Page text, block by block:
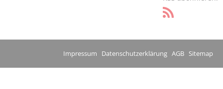
Impressum Datenschutzerklärung AGB Sitemap